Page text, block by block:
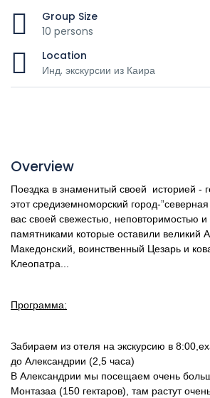
Group Size
10 persons
Location
Инд. экскурсии из Каира
Overview
Поездка в знаменитый своей историей -
этот средиземноморский город-
вас своей свежестью, неповторимостью и
памятниками которые оставили великий
Македонский, воинственный Цезарь и
Клеопатра...
Программа:
Забираем из отеля на экскурсию в
до Александрии (2,5 часа)
В Александрии мы посещаем очень
Монтазаа (150 гектаров), там растут